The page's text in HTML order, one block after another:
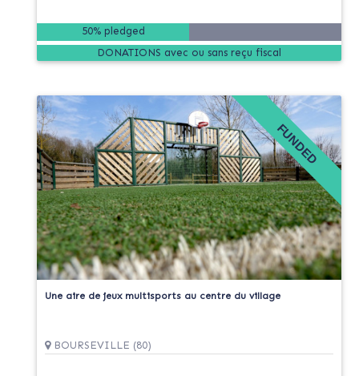
50% pledged
DONATIONS
FUNDED
Une aire de jeux multisports au centre du village
BOURSEVILLE (80)